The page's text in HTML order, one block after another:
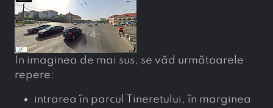
În imaginea de mai sus, se văd următoarele
repere:
intrarea în parcul Tineretului, în marginea